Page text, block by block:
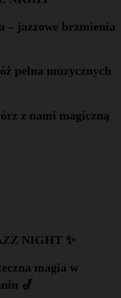
– jazzowe brzmienia
pełna muzycznych
z nami magiczną
NIGHT ✨
magia w
🎷